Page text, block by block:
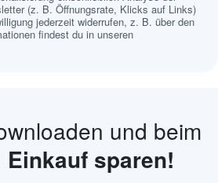
(z. B. Öffnungsrate, Klicks auf Links)
jederzeit widerrufen, z. B. über den
findest du in unseren
und beim
Einkauf sparen!